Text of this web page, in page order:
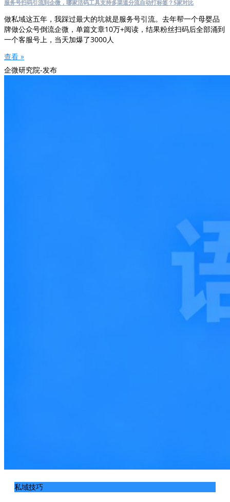
服务号扫码引流到企微，哪家活码工具支持多渠道分流自动打标签？5家对比
做私域这五年，我踩过最大的坑就是服务号引流。去年帮一个母婴品
牌做公众号倒流企微，单篇文章10万+阅读，结果粉丝扫码后全部涌到
一个客服号上，当天加爆了3000人
查看 »
企微研究院-发布
私域技巧